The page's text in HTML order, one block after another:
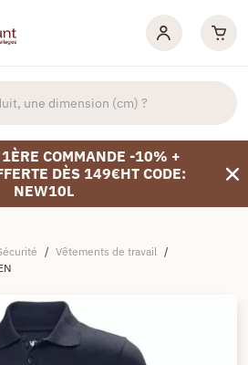
1ÈRE COMMANDE -10% +
DÈS 149€HT CODE:
NEW10L
/ Vêtements de travail /